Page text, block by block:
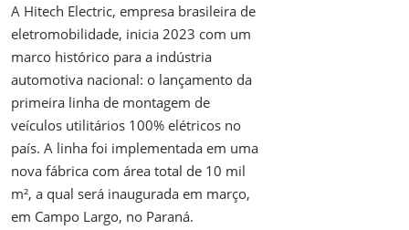
A Hitech Electric, empresa brasileira de
eletromobilidade, inicia 2023 com um
marco histórico para a indústria
automotiva nacional: o lançamento da
primeira linha de montagem de
veículos utilitários 100% elétricos no
país. A linha foi implementada em uma
nova fábrica com área total de 10 mil
m², a qual será inaugurada em março,
em Campo Largo, no Paraná.